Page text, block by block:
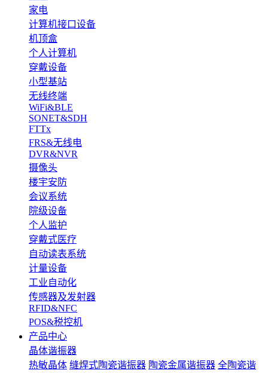
家电
计算机接口设备
机顶盒
个人计算机
穿戴设备
小型基站
无线终端
WiFi&BLE
SONET&SDH
FTTx
FRS&无线电
DVR&NVR
摄像头
楼宇安防
会议系统
院级设备
个人监护
穿戴式医疗
自动读表系统
计量设备
工业自动化
传感器及发射器
RFID&NFC
POS&税控机
产品中心
晶体谐振器
热敏晶体 缝焊式陶瓷谐振器 陶瓷金属谐振器 全陶瓷谐